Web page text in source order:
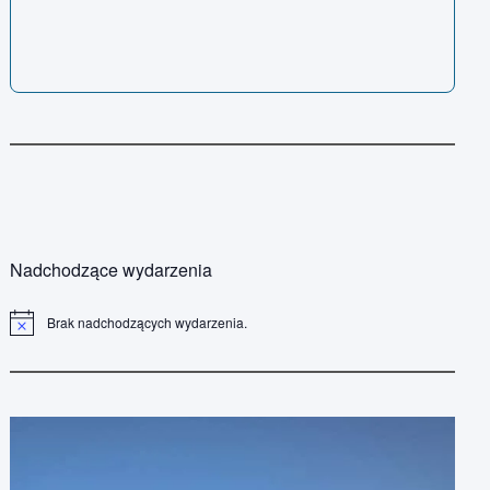
Nadchodzące wydarzenia
P
d
Brak nadchodzących wydarzenia.